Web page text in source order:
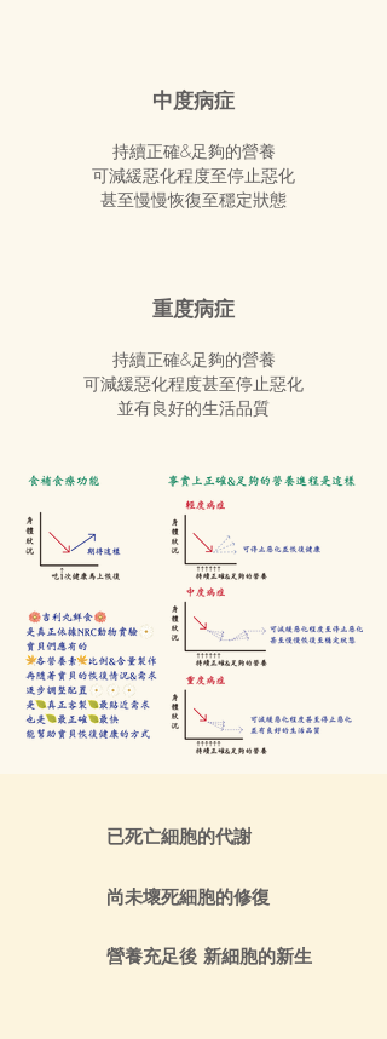
中度病症
持續正確&足夠的營養
可減緩惡化程度至停止惡化
甚至慢慢恢復至穩定狀態
重度病症
持續正確&足夠的營養
可減緩惡化程度甚至停止惡化
並有良好的生活品質
已死亡細胞的代謝
尚未壞死細胞的修復
營養充足後 新細胞的新生